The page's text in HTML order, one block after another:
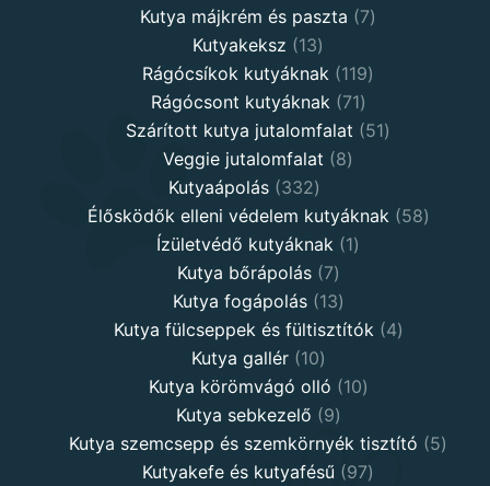
Kutya májkrém és paszta 77
Kutyakeksz 1313
products
Rágócsíkok kutyáknak 119119
Rágócsont kutyáknak 7171
products
Szárított kutya jutalomfalat 5151
Veggie jutalomfalat 88
Kutyaápolás 332332
products
Élősködők elleni védelem kutyáknak 5858
Ízületvédő kutyáknak 11
Kutya bőrápolás 77
products
Kutya fogápolás 1313
products
Kutya fülcseppek és fültisztítók 44
Kutya gallér 1010
products
Kutya körömvágó olló 1010
Kutya sebkezelő 99
products
Kutya szemcsepp és szemkörnyék tisztító 55
Kutyakefe és kutyafésű 9797